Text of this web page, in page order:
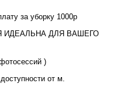
за уборку 1000р
ИДЕАЛЬНА ДЛЯ ВАШЕГО
)
от м.